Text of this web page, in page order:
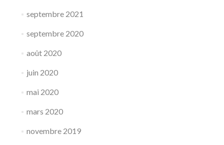
septembre 2021
septembre 2020
août 2020
juin 2020
mai 2020
mars 2020
novembre 2019